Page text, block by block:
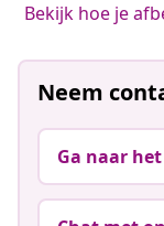
Bekijk hoe je
Neem
Ga naar